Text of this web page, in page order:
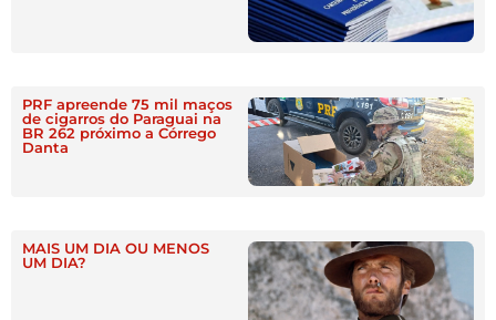
PRF apreende 75 mil maços
de cigarros do Paraguai na
BR 262 próximo a Córrego
Danta
MAIS UM DIA OU MENOS
UM DIA?